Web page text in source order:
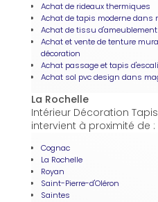
Achat de rideaux thermiques
Achat de tapis moderne dans
Achat de tissu
Achat et vente de tenture
décoration
Achat passage et tapis
Achat sol pvc design dans
La Rochelle
Intérieur Décoration
intervient à proximité de :
Cognac
La Rochelle
Royan
Saint-Pierre-d'Oléron
Saintes